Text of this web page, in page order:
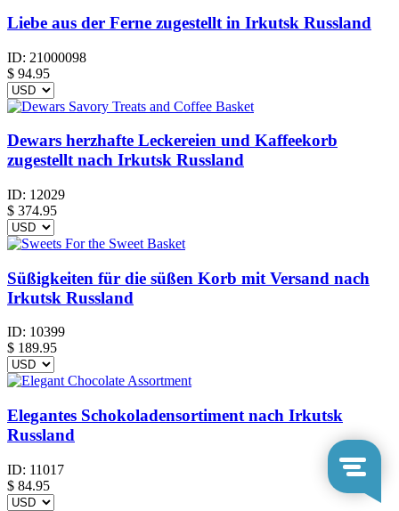
Liebe aus der Ferne zugestellt in Irkutsk Russland
ID: 21000098
$ 94.95
Dewars herzhafte Leckereien und Kaffeekorb
zugestellt nach Irkutsk Russland
ID: 12029
$ 374.95
Süßigkeiten für die süßen Korb mit Versand nach
Irkutsk Russland
ID: 10399
$ 189.95
Elegantes Schokoladensortiment nach Irkutsk
Russland
ID: 11017
$ 84.95